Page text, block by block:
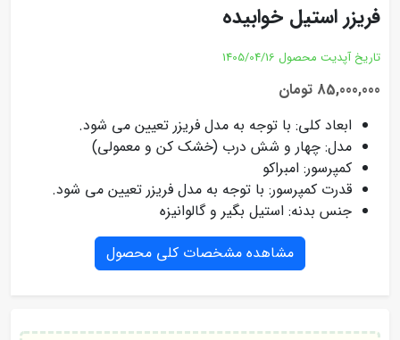
فریزر استیل خوابیده
تاریخ آپدیت محصول 1405/04/16
85,000,000 تومان
ابعاد کلی: با توجه به مدل فریزر تعیین می شود.
مدل: چهار و شش درب (خشک کن و معمولی)
کمپرسور: امبراکو
قدرت کمپرسور: با توجه به مدل فریزر تعیین می شود.
جنس بدنه: استیل بگیر و گالوانیزه
مشاهده مشخصات کلی محصول